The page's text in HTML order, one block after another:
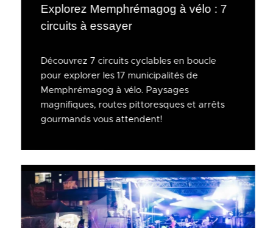
Explorez Memphrémagog à vélo : 7
circuits à essayer
Découvrez 7 circuits cyclables en boucle
pour explorer les 17 municipalités de
Memphrémagog à vélo. Paysages
magnifiques, routes pittoresques et arrêts
gourmands vous attendent!